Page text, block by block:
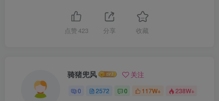
点赞 423 分享 收藏
骑猪兜风 关注
0 2572 0 117W+ 238W+